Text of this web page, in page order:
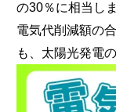
の30％に相当しま
電気代削減額の
も、太陽光発電